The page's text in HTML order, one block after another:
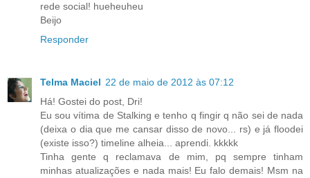
rede social! hueheuheu
Beijo
Responder
Telma Maciel 22 de maio de 2012 às 07:12
Há! Gostei do post, Dri!
Eu sou vítima de Stalking e tenho q fingir q não sei de nada
(deixa o dia que me cansar disso de novo... rs) e já floodei
(existe isso?) timeline alheia... aprendi. kkkkk
Tinha gente q reclamava de mim, pq sempre tinham
minhas atualizações e nada mais! Eu falo demais! Msm na